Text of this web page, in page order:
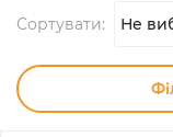
Сортувати: Не